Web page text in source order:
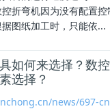
折弯机因为没有配置
图纸加工时，只能依...
如何来选择？数
选择？
news/697-